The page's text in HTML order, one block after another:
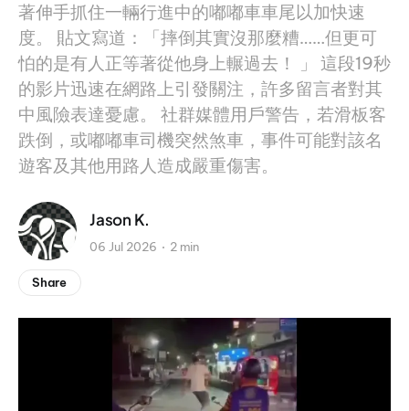
著伸手抓住一輛行進中的嘟嘟車車尾以加快速
度。 貼文寫道：「摔倒其實沒那麼糟……但更可
怕的是有人正等著從他身上輾過去！ 」 這段19秒
的影片迅速在網路上引發關注，許多留言者對其
中風險表達憂慮。 社群媒體用戶警告，若滑板客
跌倒，或嘟嘟車司機突然煞車，事件可能對該名
遊客及其他用路人造成嚴重傷害。
Jason K.
06 Jul 2026 2 min
Share